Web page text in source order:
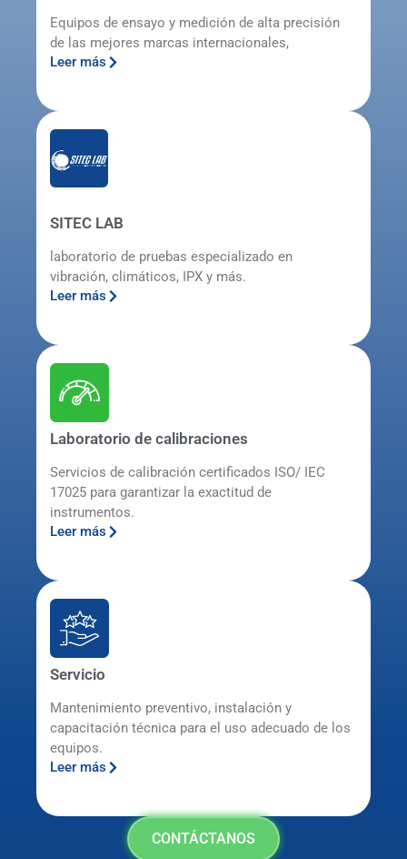
Equipos de ensayo y medición de alta precisión
de las mejores marcas internacionales,
Leer más
SITEC LAB
laboratorio de pruebas especializado en
vibración, climáticos, IPX y más.
Leer más
Laboratorio de calibraciones
Servicios de calibración certificados ISO/ IEC
17025 para garantizar la exactitud de
instrumentos.
Leer más
Servicio
Mantenimiento preventivo, instalación y
capacitación técnica para el uso adecuado de los
equipos.
Leer más
CONTÁCTANOS